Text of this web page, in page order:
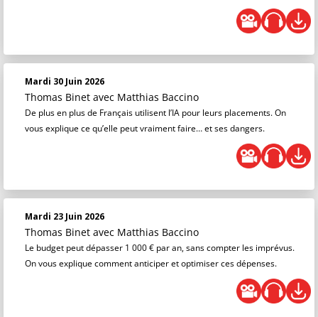
Mardi 30 Juin 2026
Thomas Binet avec Matthias Baccino
De plus en plus de Français utilisent l’IA pour leurs placements. On
vous explique ce qu’elle peut vraiment faire… et ses dangers.
Mardi 23 Juin 2026
Thomas Binet avec Matthias Baccino
Le budget peut dépasser 1 000 € par an, sans compter les imprévus.
On vous explique comment anticiper et optimiser ces dépenses.